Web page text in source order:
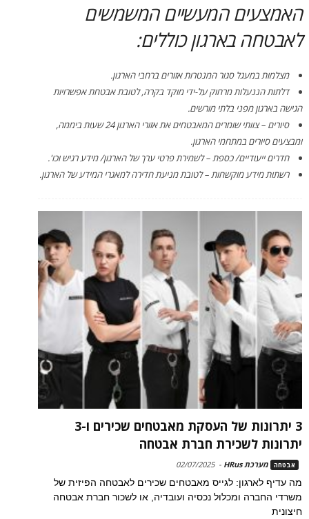
האמצעים המעשיים המשמשים
לאבטחה בארגון כוללים:
מצלמות במעגל סגור המנטרות אזורים ברחבי הארגון.
דלתות הננעלות מרחוק על-ידי מוקד בקרה, לטובת אבטחת אפשרויות
הגישה בארגון מפני בלתי מורשים.
סיורים – צוותי שומרים המאבטחים את אזורי הארגון 24 שעות ביממה,
ומבצעים סיורים במתחמי הארגון.
חדרים ייעודיים/ כספת – לשמירת פרטי ערך של הארגון/ מידע רגיש וכו'.
רשתות מידע מוקשחות – לטובת מניעת חדירה למאגרי המידע של הארגון.
3 יתרונות של העסקת מאבטחים שכירים ו-3
יתרונות לשכירת חברת אבטחה
אבטחה מערכת HRus -
02/07/2025
מה עדיף לארגון: לגייס מאבטחים שכירים לאבטחה הפיזית של
משרדי החברה ומכלול נכסיה ועובדיה, או לשכור חברת אבטחה
חיצונית